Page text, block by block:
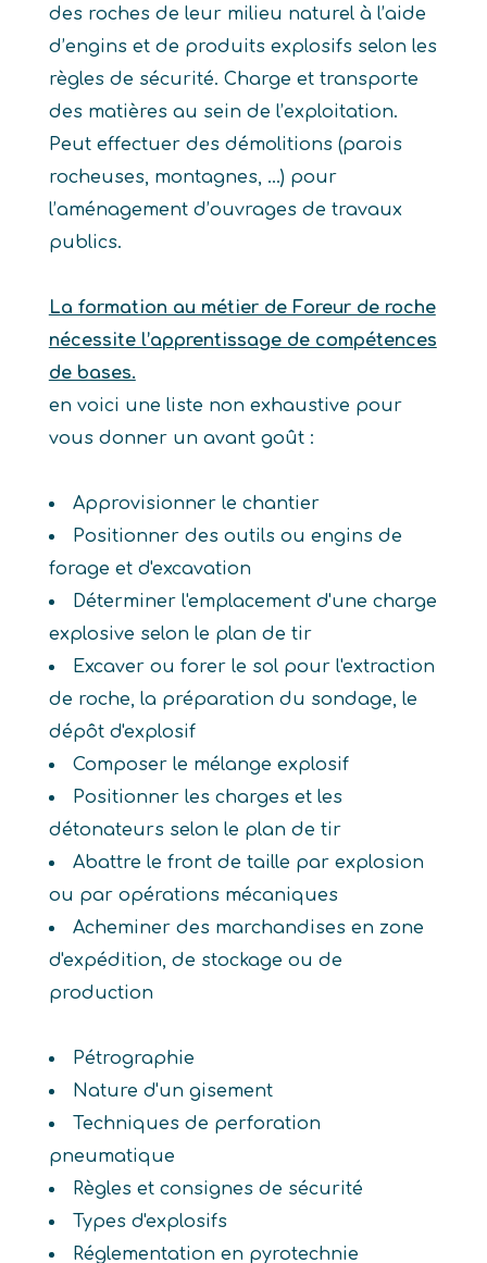
des roches de leur milieu naturel à l’aide
d’engins et de produits explosifs selon les
règles de sécurité. Charge et transporte
des matières au sein de l’exploitation.
Peut effectuer des démolitions (parois
rocheuses, montagnes, …) pour
l’aménagement d’ouvrages de travaux
publics.
La formation au métier de Foreur de roche
nécessite l’apprentissage de compétences
de bases.
en voici une liste non exhaustive pour
vous donner un avant goût :
Approvisionner le chantier
Positionner des outils ou engins de
forage et d'excavation
Déterminer l'emplacement d'une charge
explosive selon le plan de tir
Excaver ou forer le sol pour l'extraction
de roche, la préparation du sondage, le
dépôt d'explosif
Composer le mélange explosif
Positionner les charges et les
détonateurs selon le plan de tir
Abattre le front de taille par explosion
ou par opérations mécaniques
Acheminer des marchandises en zone
d'expédition, de stockage ou de
production
Pétrographie
Nature d'un gisement
Techniques de perforation
pneumatique
Règles et consignes de sécurité
Types d'explosifs
Réglementation en pyrotechnie